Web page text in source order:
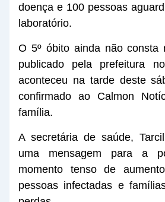
doença e 100 pessoas
laboratório.
O 5º óbito ainda não consta
publicado pela prefeitura
aconteceu na tarde deste
confirmado ao Calmon
família.
A secretária de saúde,
uma mensagem para a
momento tenso de
pessoas infectadas e